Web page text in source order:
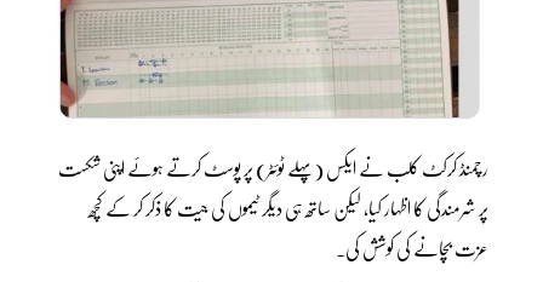
رچمنڈ کرکٹ کلب نے ایکس (پہلے ٹوئٹر) پر پوسٹ کرتے ہوئے اپنی شکست
پر شرمندگی کا اظہار کیا، لیکن ساتھ ہی دیگر ٹیموں کی جیت کا ذکر کر کے کچھ
عزت بچانے کی کوشش کی۔